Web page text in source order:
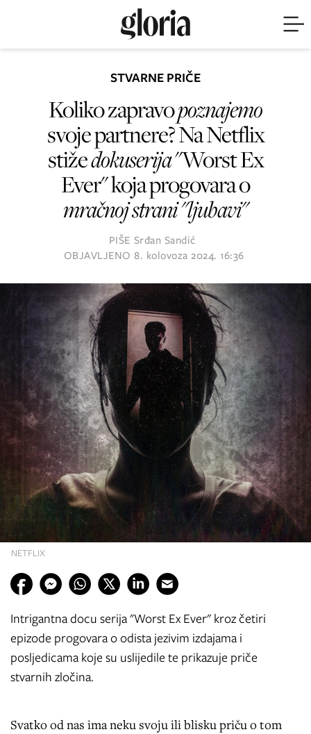
NETFLIX
STVARNE PRIČE
Koliko zapravopoznajemo
svoje partnere? Na Netflix
stižedokuserija"Worst Ex
Ever" koja progovara o
mračnoj strani "ljubavi"
PIŠE Srđan Sandić
OBJAVLJENO 8. kolovoza 2024. 16:36
Intrigantna docu serija "Worst Ex Ever" kroz četiri
epizode progovara o odista jezivim izdajama i
posljedicama koje su uslijedile te prikazuje priče
stvarnih zločina.
Svatko od nas ima neku svoju ili blisku priču o tom